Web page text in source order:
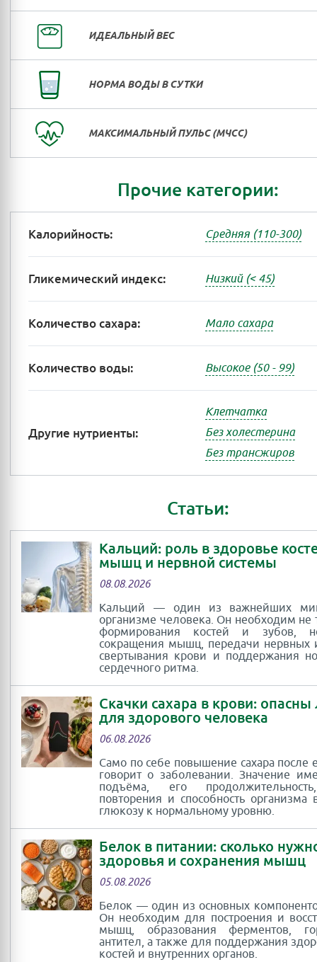
ИДЕАЛЬНЫЙ ВЕС
НОРМА ВОДЫ В СУТКИ
МАКСИМАЛЬНЫЙ ПУЛЬС (МЧСС)
Прочие категории:
Калорийность: Средняя (110-300)
Гликемический индекс: Низкий (< 45)
Количество сахара: Мало сахара
Количество воды: Высокое (50 - 99)
Другие нутриенты:
Клетчатка
Без холестерина
Без трансжиров
Статьи:
Кальций: роль в здоровье
мышц и нервной системы
08.08.2026
Кальций — один из важнейших
организме человека. Он необходим не
формирования костей и зубов,
сокращения мышц, передачи нервных
свертывания крови и поддержания
сердечного ритма.
Скачки сахара в крови: опасны
для здорового человека
06.08.2026
Само по себе повышение сахара после
говорит о заболевании. Значение
подъёма, его
повторения и способность организма
глюкозу к нормальному уровню.
Белок в питании: сколько
здоровья и сохранения мышц
05.08.2026
Белок — один из основных
Он необходим для построения и
мышц, образования ферментов,
антител, а также для поддержания
костей и внутренних органов.